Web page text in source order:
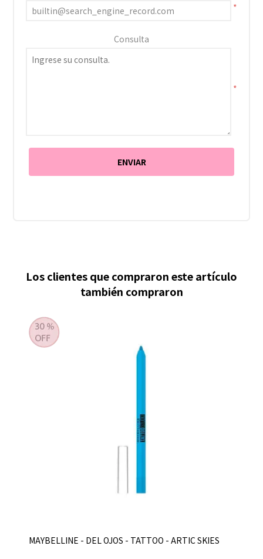
*
Consulta
*
Los clientes que compraron este artículo
también compraron
MAYBELLINE - DEL OJOS - TATTOO - ARTIC SKIES